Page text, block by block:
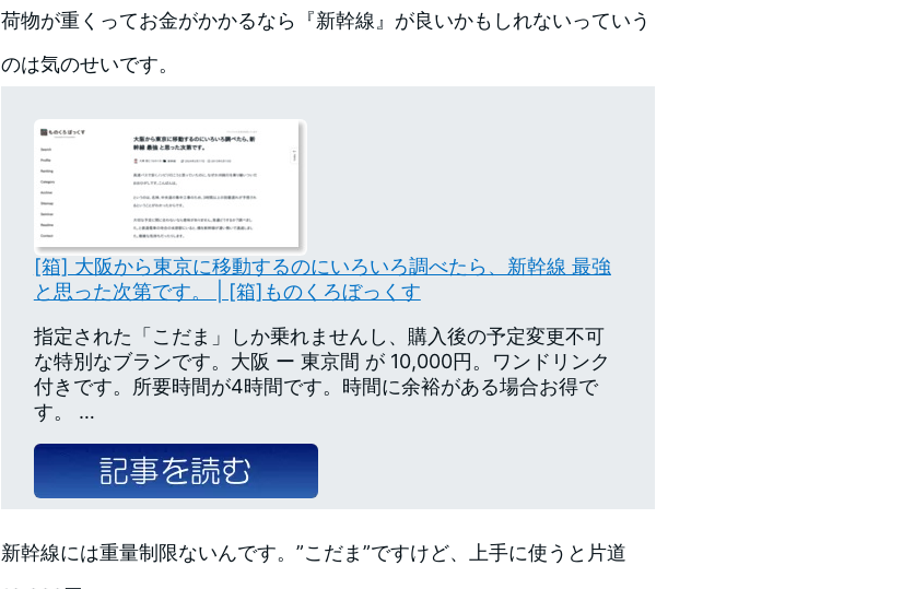
荷物が重くってお金がかかるなら『新幹線』が良いかもしれないっていう
のは気のせいです。
[箱] 大阪から東京に移動するのにいろいろ調べたら、新幹線 最強
と思った次第です。 | [箱]ものくろぼっくす
指定された「こだま」しか乗れませんし、購入後の予定変更不可
な特別なブランです。大阪 ー 東京間 が 10,000円。ワンドリンク
付きです。所要時間が4時間です。時間に余裕がある場合お得で
す。 …
新幹線には重量制限ないんです。”こだま”ですけど、上手に使うと片道